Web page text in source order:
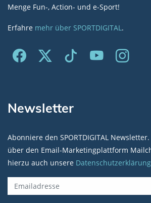
Menge Fun-, Action- und e-Sport!
Erfahre mehr über SPORTDIGITAL.
Newsletter
Abonniere den SPORTDIGITAL
über den Email-Marketingplattform
hierzu auch unsere Datenschutzerklärung